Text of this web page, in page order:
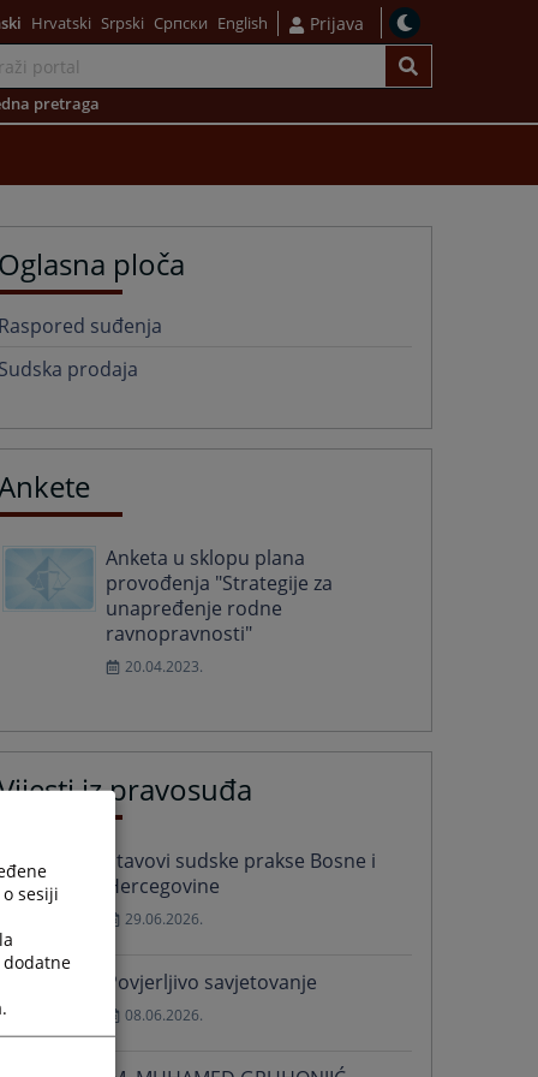
Hrvatski Srpski Српски English Prijava
pretraga
Oglasna ploča
Raspored suđenja
Sudska prodaja
Anketa u sklopu plana
provođenja "Strategije za
unapređenje rodne
ravnopravnosti"
20.04.2023.
iz pravosuđa
Stavovi sudske prakse Bosne i
Hercegovine
29.06.2026.
Povjerljivo savjetovanje
08.06.2026.
sesiji